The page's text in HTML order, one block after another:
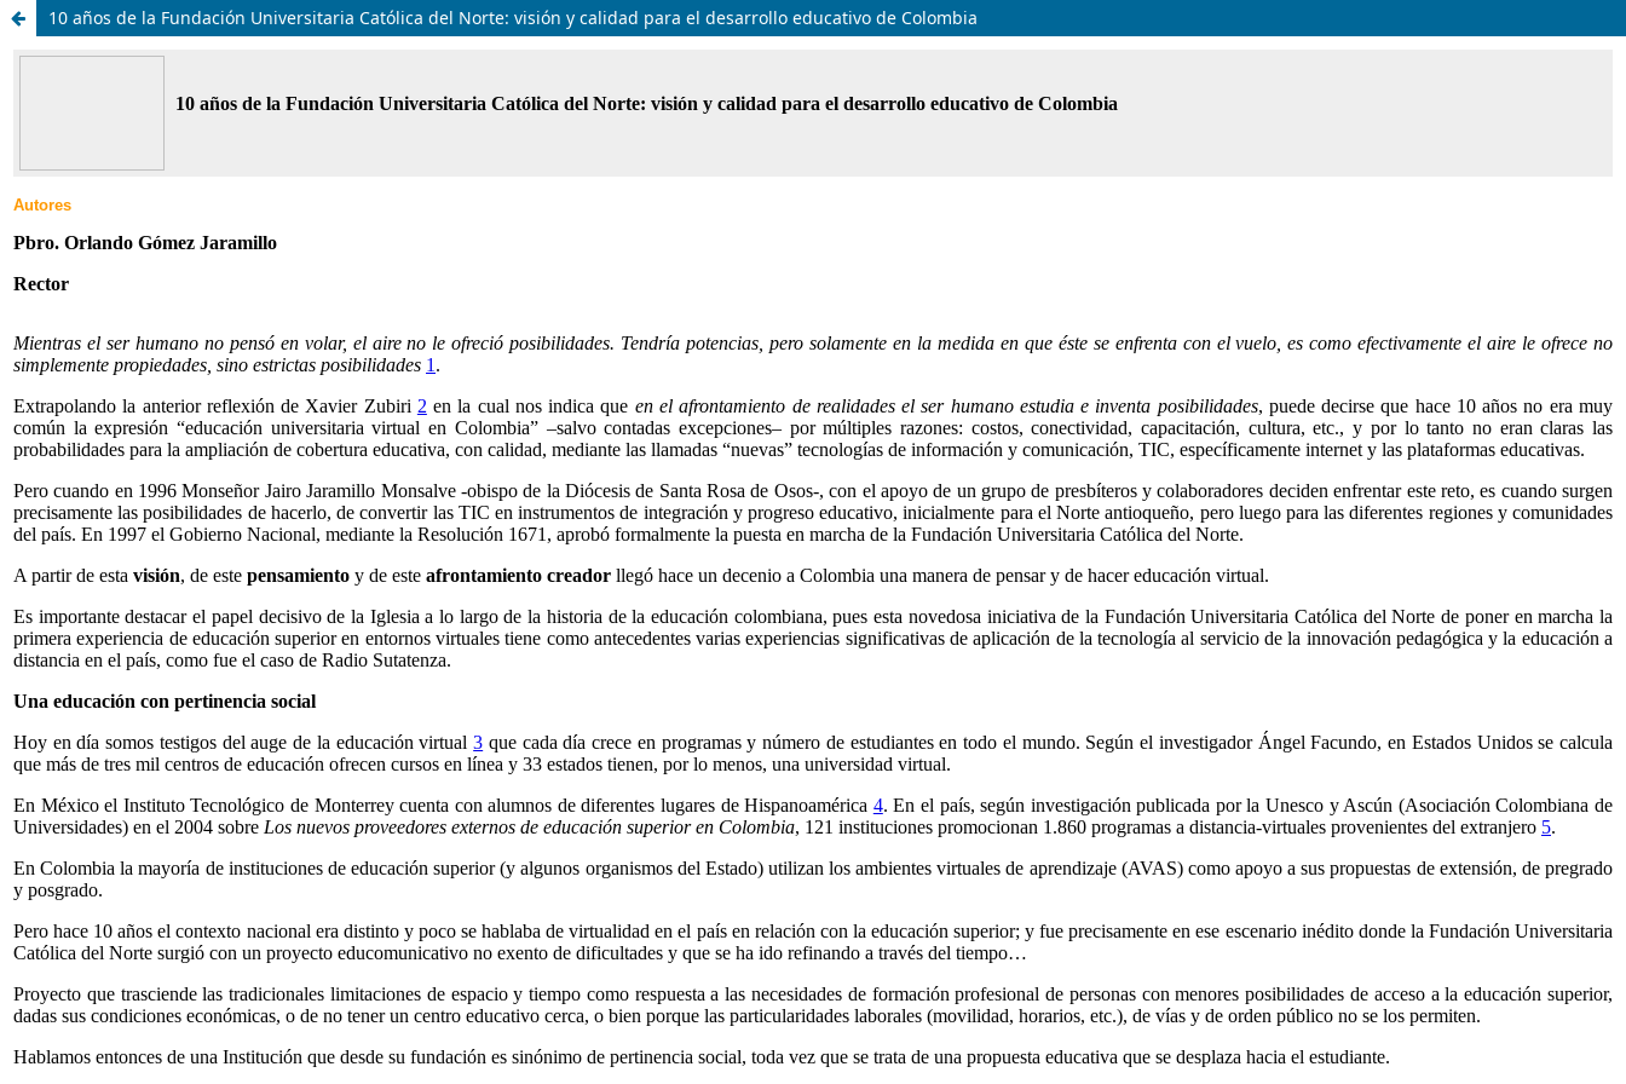
10 años de la Fundación Universitaria Católica del Norte: visión y calidad para el desarrollo educativo de Colombia